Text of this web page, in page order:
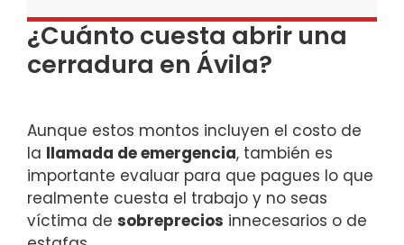
¿Cuánto cuesta abrir una
cerradura en Ávila?
Aunque estos montos incluyen el costo de
la llamada de emergencia, también es
importante evaluar para que pagues lo que
realmente cuesta el trabajo y no seas
víctima de sobreprecios innecesarios o de